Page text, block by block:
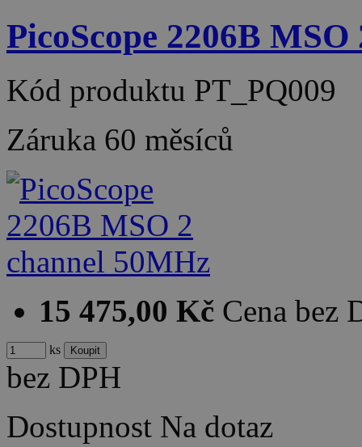
PicoScope 2206B
Kód produktu PT_PQ009
Záruka 60 měsíců
15 475,00 Kč Cena bez
ks
bez DPH
Dostupnost Na dotaz